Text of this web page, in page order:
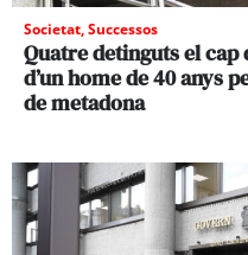
Societat,Successos
Quatre detinguts el cap
d’un home de 40 anys
de metadona